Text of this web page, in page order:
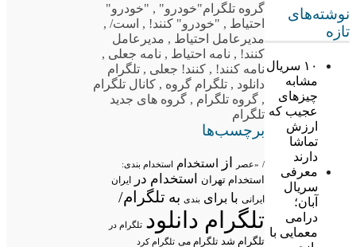
نوشته‌های
تازه
۱۰ سریال
مشابه
چیزهای
عجیب که
ارزش
تماشا
دارند
معرفی
سریال
آبان؛
درامی
معمایی با
گروه تلگرام"خودرو" , "خودرو"
احتیاط , "خودرو" کنند! , است/,
مدیرعامل احتیاط , مدیرعامل
کنند! , نامه احتیاط , نامه جعلی ,
نامه کنند! , کنند! جعلی , تلگرام
دانلود , تلگرام گروه , کانال تلگرام
, گروه تلگرام , گروه های جدید
تلگرام
برچسب‌ها
/ «عصر از استخدام استخدام بندی:
استخدام تهران استخدام در ایران
ایرانی با برای بندی به تلگرام/
تلگرام دانلود تلگرام در
تلگرام شد تلگرام می تلگرام کرد